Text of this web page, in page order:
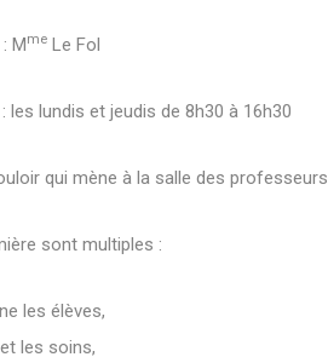
: Mme Le Fol
: les lundis et jeudis de 8h30 à 16h30
qui mène à la salle des professeurs
sont multiples :
les élèves,
les soins,